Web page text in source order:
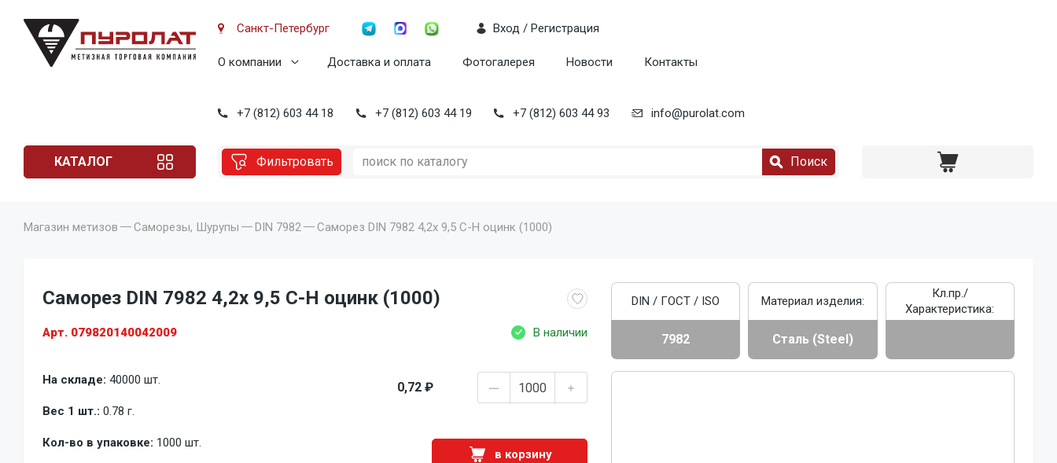
Санкт-Петербург
О компании Доставка и оплата Фотогалерея Новости Контакты
Вход / Регистрация
+7 (812) 603 44 18 +7 (812) 603 44 19 +7 (812) 603 44 93 info@purolat.com
КАТАЛОГ Фильтровать Поиск
Магазин метизов Саморезы, Шурупы DIN 7982 Саморез DIN 7982 4,2x 9,5 C-H оцинк (1000)
Саморез DIN 7982 4,2x 9,5 C-H оцинк (1000)
Арт. 079820140042009 В наличии
На складе: 40000 шт.
Вес 1 шт.: 0.78 г.
Кол-во в упаковке: 1000 шт.
0,72 ₽
в корзину
DIN / ГОСТ / ISO
7982
Материал изделия:
Сталь (Steel)
Кл.пр./
Характеристика: